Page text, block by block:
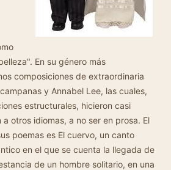
En su género más
composiciones de extraordinaria
y Annabel Lee, las cuales,
estructurales, hicieron casi
otros idiomas, a no ser en prosa. El
poemas es El cuervo, un canto
en el que se cuenta la llegada de
de un hombre solitario, en una